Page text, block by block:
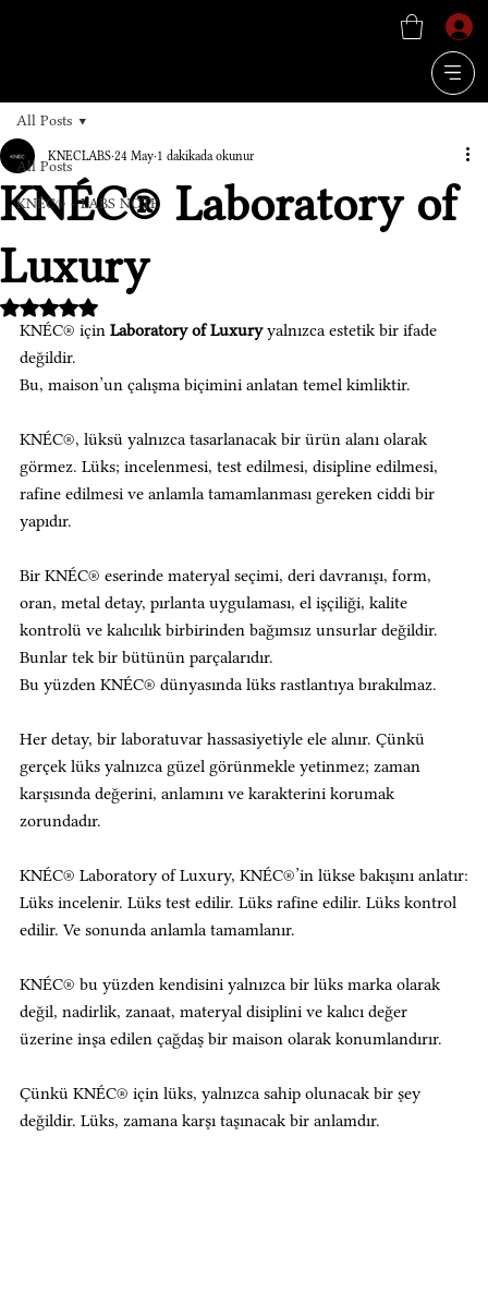
All Posts
KNÉC® - LABS NOTE
All Posts
KNÉC® Laboratory of
Luxury
KNECLABS 24 May 1 dakikada okunur
5 üzerinden NaN yıldız
KNÉC® için Laboratory of Luxury yalnızca estetik bir ifade
değildir.
Bu, maison’un çalışma biçimini anlatan temel kimliktir.
KNÉC®, lüksü yalnızca tasarlanacak bir ürün alanı olarak
görmez. Lüks; incelenmesi, test edilmesi, disipline edilmesi,
rafine edilmesi ve anlamla tamamlanması gereken ciddi bir
yapıdır.
Bir KNÉC® eserinde materyal seçimi, deri davranışı, form,
oran, metal detay, pırlanta uygulaması, el işçiliği, kalite
kontrolü ve kalıcılık birbirinden bağımsız unsurlar değildir.
Bunlar tek bir bütünün parçalarıdır.
Bu yüzden KNÉC® dünyasında lüks rastlantıya bırakılmaz.
Her detay, bir laboratuvar hassasiyetiyle ele alınır. Çünkü
gerçek lüks yalnızca güzel görünmekle yetinmez; zaman
karşısında değerini, anlamını ve karakterini korumak
zorundadır.
KNÉC® Laboratory of Luxury, KNÉC®’in lükse bakışını anlatır:
Lüks incelenir. Lüks test edilir. Lüks rafine edilir. Lüks kontrol
edilir. Ve sonunda anlamla tamamlanır.
KNÉC® bu yüzden kendisini yalnızca bir lüks marka olarak
değil, nadirlik, zanaat, materyal disiplini ve kalıcı değer
üzerine inşa edilen çağdaş bir maison olarak konumlandırır.
Çünkü KNÉC® için lüks, yalnızca sahip olunacak bir şey
değildir. Lüks, zamana karşı taşınacak bir anlamdır.